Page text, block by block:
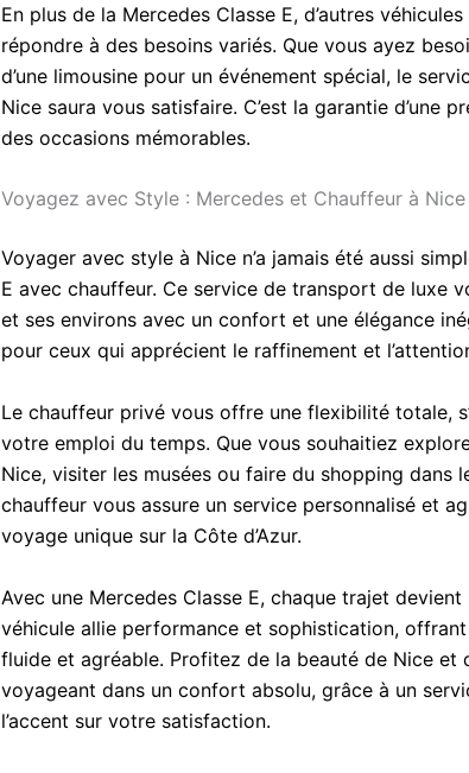
En plus de la Mercedes Classe E, d’autres
répondre à des besoins variés. Que vous ayez
d’une limousine pour un événement spécial, le
Nice saura vous satisfaire. C’est la garantie d’une
des occasions mémorables.
Voyagez avec Style : Mercedes et Chauffeur à Nice
Voyager avec style à Nice n’a jamais été aussi
E avec chauffeur. Ce service de transport de luxe
et ses environs avec un confort et une élégance
pour ceux qui apprécient le raffinement et
Le chauffeur privé vous offre une flexibilité totale,
votre emploi du temps. Que vous souhaitiez
Nice, visiter les musées ou faire du shopping dans
chauffeur vous assure un service personnalisé et
voyage unique sur la Côte d’Azur.
Avec une Mercedes Classe E, chaque trajet
véhicule allie performance et sophistication,
fluide et agréable. Profitez de la beauté de Nice et
voyageant dans un confort absolu, grâce à un
l’accent sur votre satisfaction.